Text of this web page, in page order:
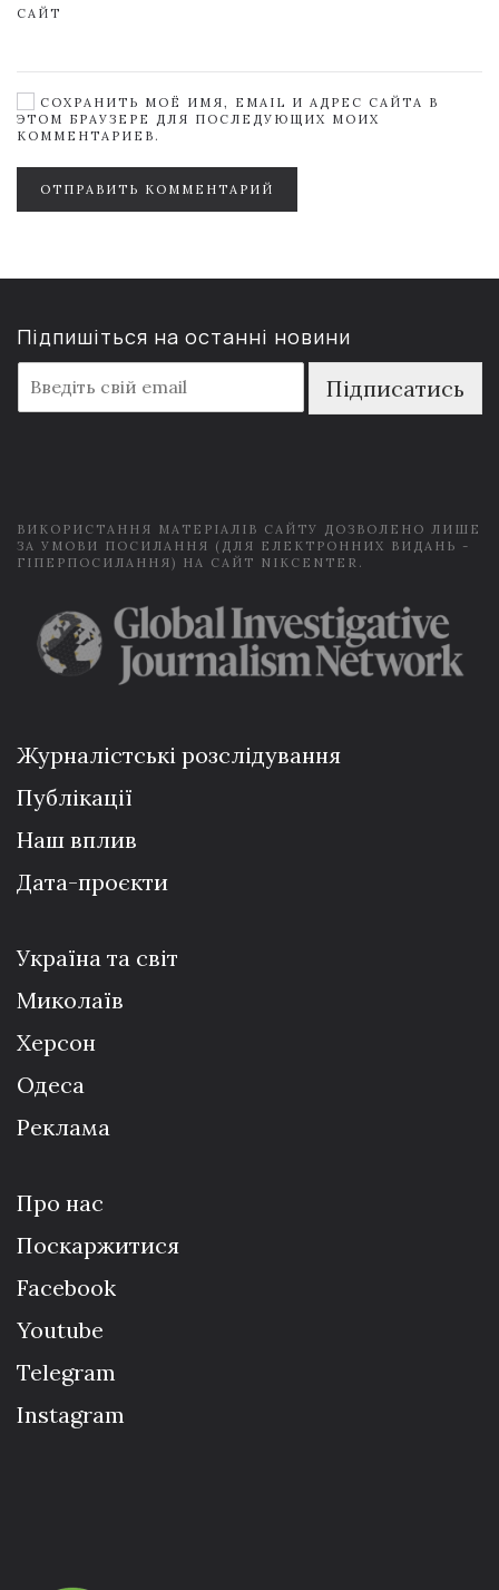
САЙТ
СОХРАНИТЬ МОЁ ИМЯ, EMAIL И АДРЕС САЙТА В
ЭТОМ БРАУЗЕРЕ ДЛЯ ПОСЛЕДУЮЩИХ МОИХ
КОММЕНТАРИЕВ.
ОТПРАВИТЬ КОММЕНТАРИЙ
Підпишіться на останні новини
m
a
Підписатись
ВИКОРИСТАННЯ МАТЕРІАЛІВ САЙТУ ДОЗВОЛЕНО ЛИШЕ
ЗА УМОВИ ПОСИЛАННЯ (ДЛЯ ЕЛЕКТРОННИХ ВИДАНЬ -
ГІПЕРПОСИЛАННЯ) НА САЙТ NIKCENTER.
Журналістські розслідування
Публікації
Наш вплив
Дата-проєкти
Україна та світ
Миколаїв
Херсон
Одеса
Реклама
Про нас
Поскаржитися
Facebook
Youtube
Telegram
Instagram